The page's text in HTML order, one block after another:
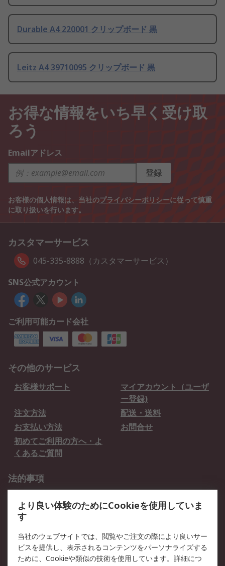
Durable A4 220001 クリップボード 黒
Leitz A4 39710095 クリップボード 黒
お得な情報をいち早く受け取
ろう
Emailアドレス
登録
お客様の個人情報は、当社のプライバシーポリシーに従って慎重
に取り扱いを行います。
カスタマーサービス
045-335-8888（カスタマーサービス）
SNS公式アカウント
ご利用可能カード会社
その他のサービス
お客様サポート
マイアカウント（ユーザ
ー登録)
注文方法
配送・送料
お支払い方法
お問合せ
初めてご利用の方へ・よ
くあるご質問
法的事項
クッキーポリシー
RSについて
会社概要
採用情報
より良い体験のためにCookieを使用していま
す
当社のウェブサイトでは、閲覧やご注文の際により良いサー
ビスを提供し、表示されるコンテンツをパーソナライズする
ために、Cookieや類似の技術を使用しています。詳細につ